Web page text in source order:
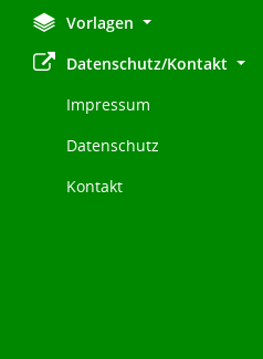
Vorlagen
Datenschutz/Kontakt
Impressum
Datenschutz
Kontakt